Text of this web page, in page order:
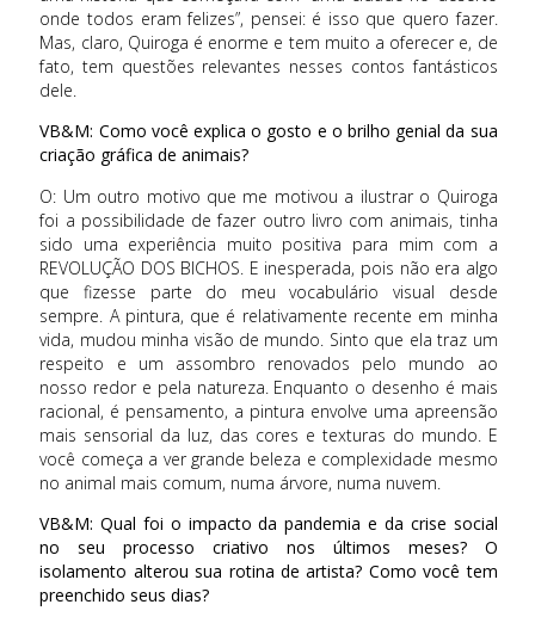
onde todos eram felizes”, pensei: é isso que quero fazer.
Mas, claro, Quiroga é enorme e tem muito a oferecer e, de
fato, tem questões relevantes nesses contos fantásticos
dele.
VB&M: Como você explica o gosto e o brilho genial da sua
criação gráfica de animais?
O: Um outro motivo que me motivou a ilustrar o Quiroga
foi a possibilidade de fazer outro livro com animais, tinha
sido uma experiência muito positiva para mim com a
REVOLUÇÃO DOS BICHOS. E inesperada, pois não era algo
que fizesse parte do meu vocabulário visual desde
sempre. A pintura, que é relativamente recente em minha
vida, mudou minha visão de mundo. Sinto que ela traz um
respeito e um assombro renovados pelo mundo ao
nosso redor e pela natureza. Enquanto o desenho é mais
racional, é pensamento, a pintura envolve uma apreensão
mais sensorial da luz, das cores e texturas do mundo. E
você começa a ver grande beleza e complexidade mesmo
no animal mais comum, numa árvore, numa nuvem.
VB&M: Qual foi o impacto da pandemia e da crise social
no seu processo criativo nos últimos meses? O
isolamento alterou sua rotina de artista? Como você tem
preenchido seus dias?